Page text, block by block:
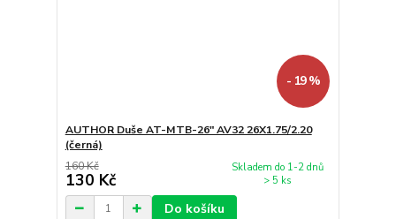
- 19 %
AUTHOR Duše AT-MTB-26" AV32 26X1.75/2.20
(černá)
160 Kč
130 Kč
Skladem do 1-2 dnů
> 5 ks
Do košíku